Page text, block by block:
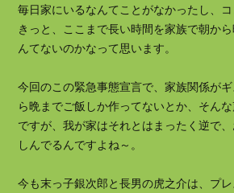
毎日家にいるなんてことがなかったし、
きっと、ここまで長い時間を家族で朝か
んてないのかなって思います。
今回のこの緊急事態宣言で、家族関係が
ら晩までご飯しか作ってないとか、そん
ですが、我が家はそれとはまったく逆で
しんでるんですよね～。
今も末っ子銀次郎と長男の虎之介は、プ